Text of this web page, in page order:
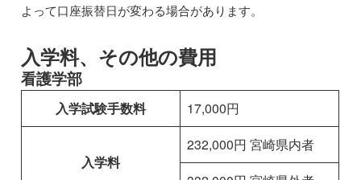
よって口座振替日が変わる場合があります。
入学料、その他の費用
看護学部
入学試験手数料 17,000円
入学料
232,000円 宮崎県内者